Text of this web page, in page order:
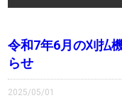
令和7年6月の刈払
らせ
2025/05/01